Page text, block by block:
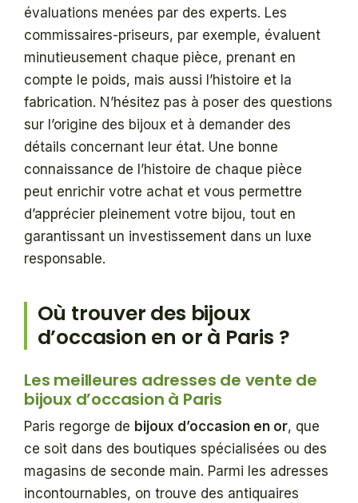
évaluations menées par des experts. Les
commissaires-priseurs, par exemple, évaluent
minutieusement chaque pièce, prenant en
compte le poids, mais aussi l’histoire et la
fabrication. N’hésitez pas à poser des questions
sur l’origine des bijoux et à demander des
détails concernant leur état. Une bonne
connaissance de l’histoire de chaque pièce
peut enrichir votre achat et vous permettre
d’apprécier pleinement votre bijou, tout en
garantissant un investissement dans un luxe
responsable.
Où trouver des bijoux
d’occasion en or à Paris ?
Les meilleures adresses de vente de
bijoux d’occasion à Paris
Paris regorge de bijoux d’occasion en or, que
ce soit dans des boutiques spécialisées ou des
magasins de seconde main. Parmi les adresses
incontournables, on trouve des antiquaires